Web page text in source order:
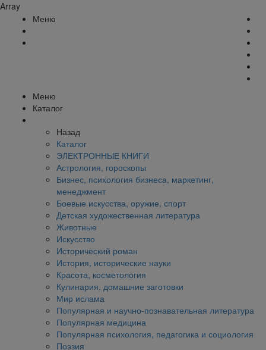
Array
Меню
Меню
Каталог
Назад
Каталог
ЭЛЕКТРОННЫЕ КНИГИ
Астрология, гороскопы
Бизнес, психология бизнеса, маркетинг,
менеджмент
Боевые искусства, оружие, спорт
Детская художественная литература
Животные
Искусство
Исторический роман
История, исторические науки
Красота, косметология
Кулинария, домашние заготовки
Мир ислама
Популярная и научно-познавательная литература
Популярная медицина
Популярная психология, педагогика и социология
Поэзия